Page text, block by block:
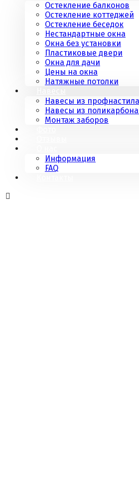
Остекление балконов
Остекление коттеджей
Остекление беседок
Нестандартные окна
Окна без установки
Пластиковые двери
Окна для дачи
Цены на окна
Натяжные потолки
Навесы из профнастила
Навесы из
Монтаж заборов
Информация
FAQ